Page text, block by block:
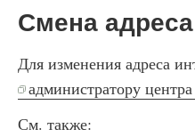
Смена
Для изменения адреса
администратору
См. также: